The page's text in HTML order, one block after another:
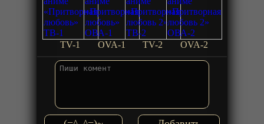
TV-1 OVA-1 TV-2 OVA-2